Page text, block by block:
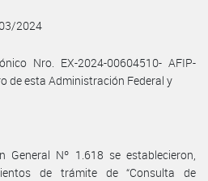
2024
Nro. EX-2024-00604510- AFIP-
de esta Administración Federal y
General Nº 1.618 se establecieron,
de trámite de “Consulta de